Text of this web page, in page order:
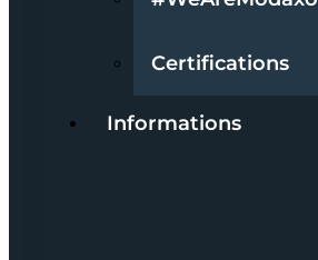
Certifications
Informations